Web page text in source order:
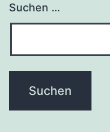
Suchen …